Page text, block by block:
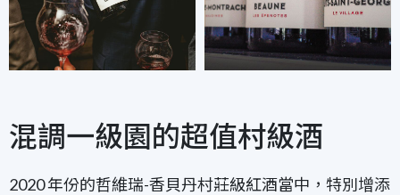
混調一級園的超值村級酒
2020 年份的哲維瑞-香貝丹村莊級紅酒當中，特別增添